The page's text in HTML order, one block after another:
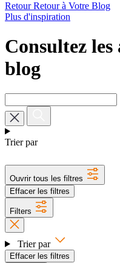
Retour Retour à Votre Blog
Plus d'inspiration
Consultez
blog
Trier par
Ouvrir tous les filtres
Effacer les filtres
Filters
Trier par
Effacer les filtres